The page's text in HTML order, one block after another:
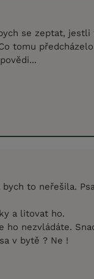
se zeptat,
tomu
to neřešila.
a litovat ho.
ho nezvládáte.
v bytě ? Ne !